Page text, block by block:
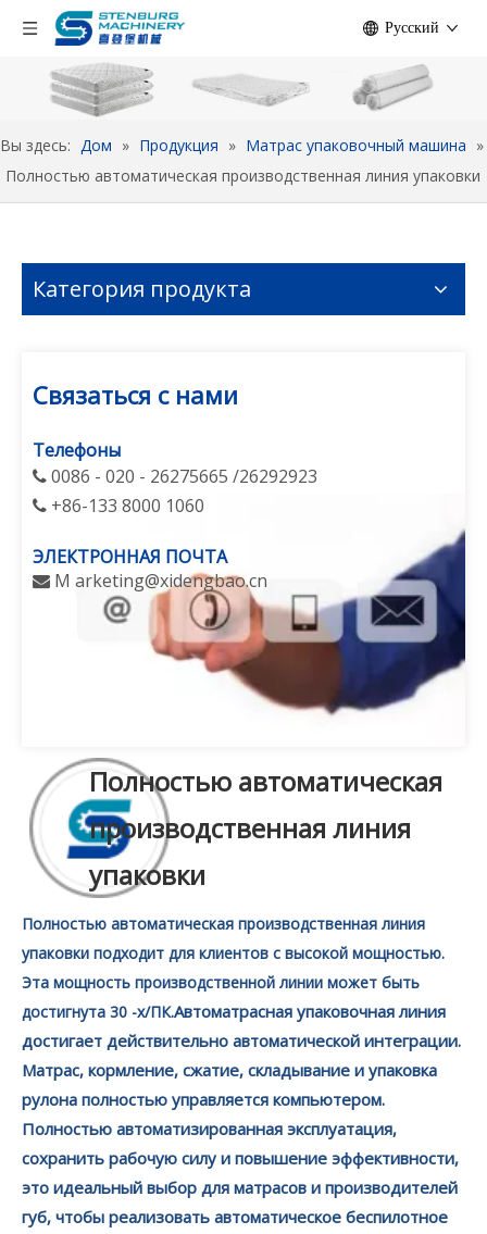
Pусский
Вы здесь: Дом » Продукция » Матрас упаковочный машина »
Полностью автоматическая производственная линия упаковки
Категория продукта
Связаться с нами
Телефоны
 0086 - 020 - 26275665 /26292923
 +86-133 8000 1060
ЭЛЕКТРОННАЯ ПОЧТА
 M arketing@xidengbao.cn
Полностью автоматическая
производственная линия
упаковки
Полностью автоматическая производственная линия
упаковки подходит для клиентов с высокой мощностью.
Эта мощность производственной линии может быть
достигнута 30 -х/ПК.Автоматрасная упаковочная линия
достигает действительно автоматической интеграции.
Матрас, кормление, сжатие, складывание и упаковка
рулона полностью управляется компьютером.
Полностью автоматизированная эксплуатация,
сохранить рабочую силу и повышение эффективности,
это идеальный выбор для матрасов и производителей
губ, чтобы реализовать автоматическое беспилотное